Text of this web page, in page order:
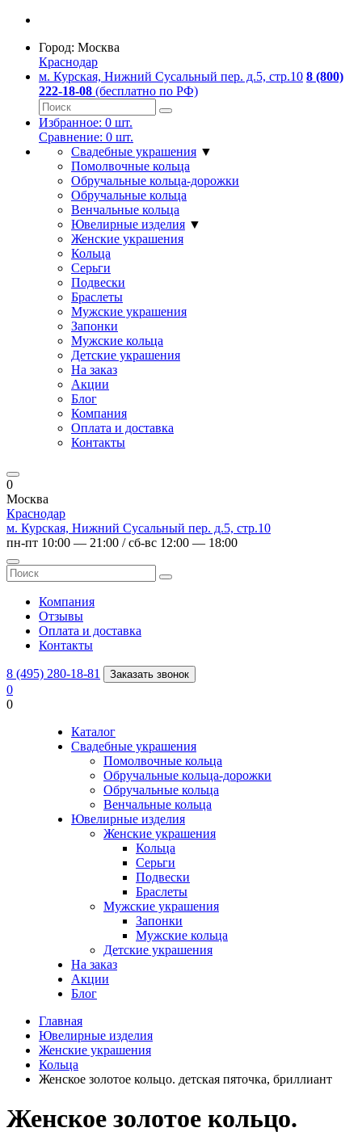
Город: Москва
Краснодар
м. Курская, Нижний Сусальный пер. д.5, стр.10 8 (800)
222-18-08 (бесплатно по РФ)
Избранное: 0 шт.
Сравнение: 0 шт.
Свадебные украшения ▼
Помолвочные кольца
Обручальные кольца-дорожки
Обручальные кольца
Венчальные кольца
Ювелирные изделия ▼
Женские украшения
Кольца
Серьги
Подвески
Браслеты
Мужские украшения
Запонки
Мужские кольца
Детские украшения
На заказ
Акции
Блог
Компания
Оплата и доставка
Контакты
0
Москва
Краснодар
м. Курская, Нижний Сусальный пер. д.5, стр.10
пн-пт 10:00 — 21:00 / сб-вс 12:00 — 18:00
Компания
Отзывы
Оплата и доставка
Контакты
8 (495) 280-18-81 Заказать звонок
0
0
Каталог
Свадебные украшения
Помолвочные кольца
Обручальные кольца-дорожки
Обручальные кольца
Венчальные кольца
Ювелирные изделия
Женские украшения
Кольца
Серьги
Подвески
Браслеты
Мужские украшения
Запонки
Мужские кольца
Детские украшения
На заказ
Акции
Блог
Главная
Ювелирные изделия
Женские украшения
Кольца
Женское золотое кольцо. детская пяточка, бриллиант
Женское золотое кольцо.